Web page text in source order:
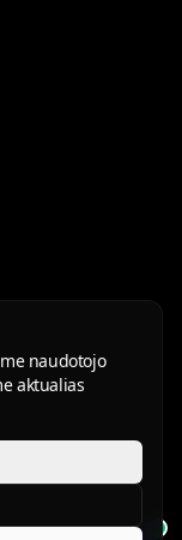
politika
LT
naudotojo
aktualias